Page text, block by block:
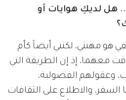
هل لديكِ هوايات أو
هو مهنتي، لكنني أيضاً كأم
معهما، إذ إن الطريقة التي
وعقولهم الفضولية،
السفر، والاطلاع على الثقافات